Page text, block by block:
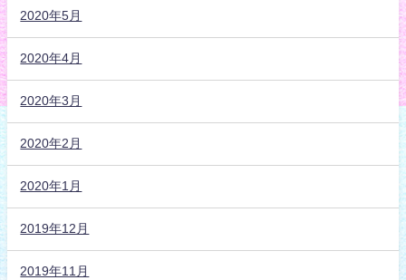
2020年5月
2020年4月
2020年3月
2020年2月
2020年1月
2019年12月
2019年11月